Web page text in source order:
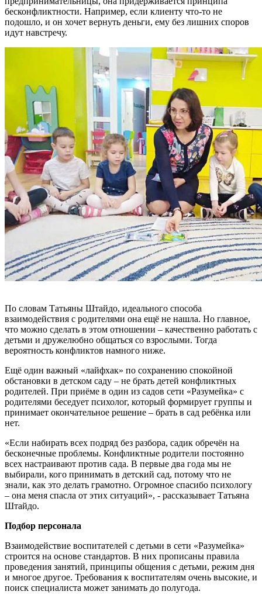
бесконфликтности. Например, если клиенту что-то не
подошло, и он хочет вернуть деньги, ему без лишних споров
идут навстречу.
По словам Татьяны Штайдо, идеального способа
взаимодействия с родителями она ещё не нашла. Но главное,
что можно сделать в этом отношении – качественно работать с
детьми и дружелюбно общаться со взрослыми. Тогда
вероятность конфликтов намного ниже.
Ещё один важный «лайфхак» по сохранению спокойной
обстановки в детском саду – не брать детей конфликтных
родителей. При приёме в один из садов сети «Разумейка» с
родителями беседует психолог, который формирует группы и
принимает окончательное решение – брать в сад ребёнка или
нет.
«Если набирать всех подряд без разбора, садик обречён на
бесконечные проблемы. Конфликтные родители постоянно
всех настраивают против сада. В первые два года мы не
выбирали, кого принимать в детский сад, потому что не
знали, как это делать грамотно. Огромное спасибо психологу
– она меня спасла от этих ситуаций», - рассказывает Татьяна
Штайдо.
Подбор персонала
Взаимодействие воспитателей с детьми в сети «Разумейка»
строится на основе стандартов. В них прописаны правила
проведения занятий, принципы общения с детьми, режим дня
и многое другое. Требования к воспитателям очень высокие, и
поиск специалиста может занимать до полугода.